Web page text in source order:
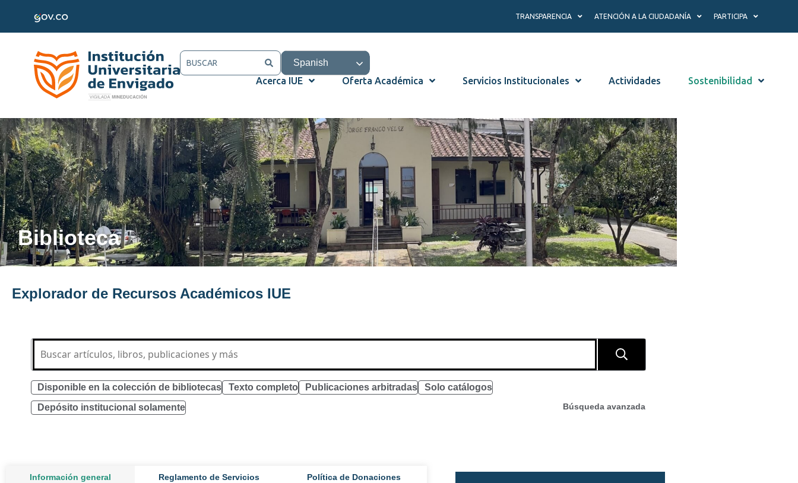
TRANSPARENCIA ATENCIÓN A LA CIUDADANÍA PARTICIPA
Spanish
Acerca IUE Oferta Académica Servicios Institucionales Actividades Sostenibilidad
Biblioteca
Explorador de Recursos Académicos IUE
Disponible en la colección de bibliotecas Texto completo Publicaciones arbitradas
Solo catálogos
Depósito institucional solamente
Búsqueda avanzada
Información general Reglamento de Servicios Política de Donaciones